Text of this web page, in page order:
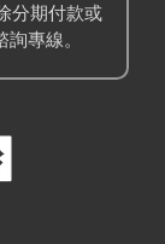
分期付款或
專線。